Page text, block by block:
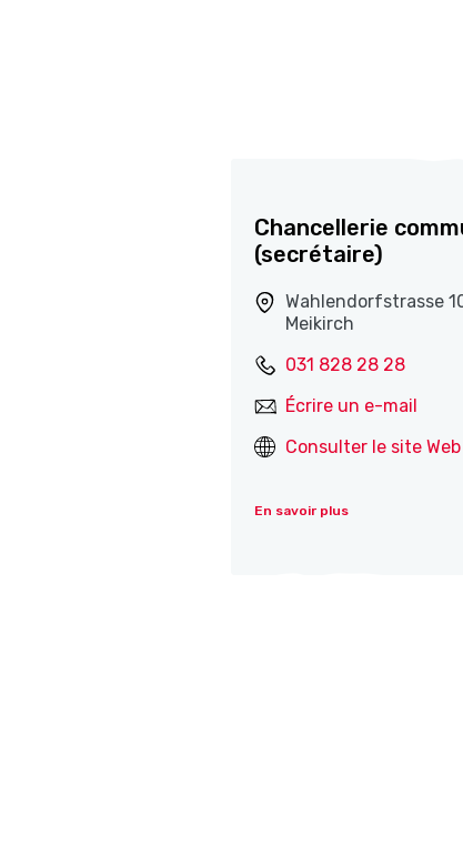
Chancellerie
(secrétaire)
Wahlendorfstrasse
Meikirch
031 828 28 28
Écrire un e-mail
Consulter le site Web
En savoir plus